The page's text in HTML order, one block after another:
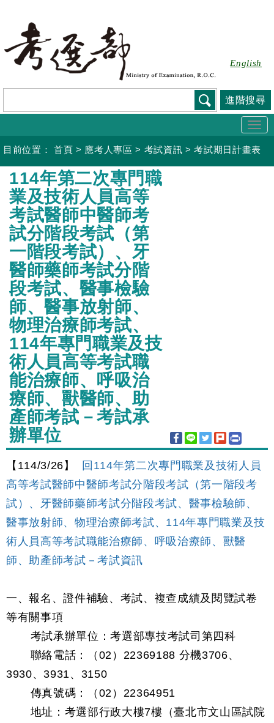
要
容
English
進階搜尋
目前位置： 首頁 > 應考人專區 > 考試資訊 >考試期日計畫表
:::
114年第二次專門職
業及技術人員高等
考試醫師中醫師考
試分階段考試（第
一階段考試）、牙
醫師藥師考試分階
段考試、醫事檢驗
師、醫事放射師、
物理治療師考試、
114年專門職業及技
術人員高等考試職
能治療師、呼吸治
療師、獸醫師、助
產師考試－考試承
辦單位
【114/3/26】
回114年第二次專門職業及技術人員
高等考試醫師中醫師考試分階段考試（第一階段考
試）、牙醫師藥師考試分階段考試、醫事檢驗師、
醫事放射師、物理治療師考試、114年專門職業及技
術人員高等考試職能治療師、呼吸治療師、獸醫
師、助產師考試－考試資訊
一、報名、證件補驗、考試、複查成績及閱覽試卷
等有關事項
考試承辦單位：考選部專技考試司第四科
聯絡電話：（02）22369188 分機3706、
3930、3931、3150
傳真號碼：（02）22364951
地址：考選部行政大樓7樓（臺北市文山區試院